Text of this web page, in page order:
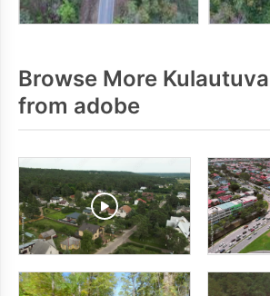
Browse More
from adobe